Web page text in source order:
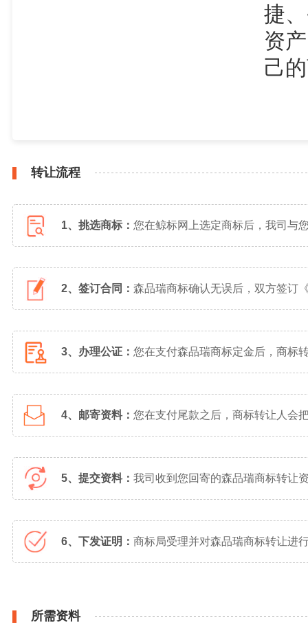
捷
资
己
转让流程
1、挑选商标： 您在鲸标网上选定商标后，我司与
2、签订合同： 森品瑞商标确认无误后，双方签订
3、办理公证： 您在支付森品瑞商标定金后，商标
4、邮寄资料： 您在支付尾款之后，商标转让人会
5、提交资料： 我司收到您回寄的森品瑞商标转让
6、下发证明： 商标局受理并对森品瑞商标转让进
所需资料